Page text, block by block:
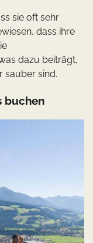
sie oft sehr
dass ihre
dazu beiträgt,
sauber sind.
buchen